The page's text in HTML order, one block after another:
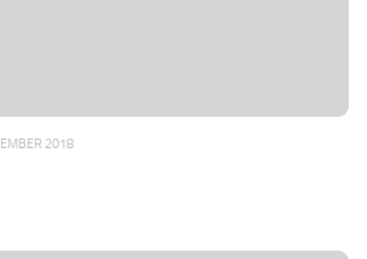
2018